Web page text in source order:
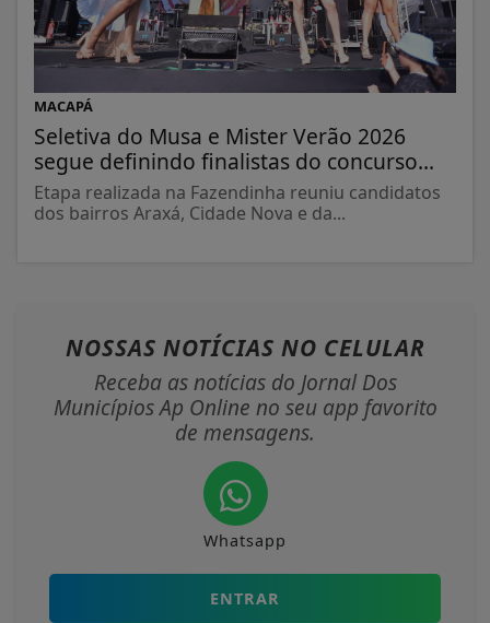
MACAPÁ
Seletiva do Musa e Mister Verão 2026
segue definindo finalistas do concurso...
Etapa realizada na Fazendinha reuniu candidatos
dos bairros Araxá, Cidade Nova e da...
NOSSAS NOTÍCIAS NO CELULAR
Receba as notícias do Jornal Dos
Municípios Ap Online no seu app favorito
de mensagens.
Whatsapp
ENTRAR